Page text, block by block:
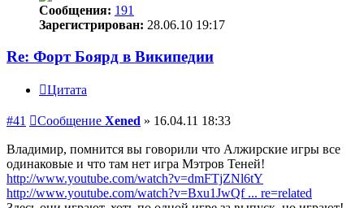
Сообщения: 191
Зарегистрирован: 28.06.10 19:17
Re: Форт Боярд в Википедии
Цитата
#41 Сообщение Xened » 16.04.11 18:33
Владимир, помнится вы говорили что Алжирские игры все
одинаковые и что там нет игра Мэтров Теней!
http://www.youtube.com/watch?v=dmFTjZNl6tY
http://www.youtube.com/watch?v=Bxu1JwQf ... re=related